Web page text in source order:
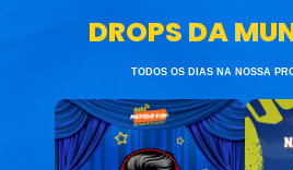
DROPS DA
TODOS OS DIAS NA NOSSA